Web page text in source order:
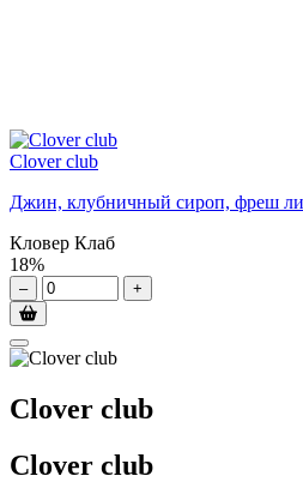
Clover club
Джин, клубничный сироп, фреш
Кловер Клаб
18%
– +
Clover club
Clover club